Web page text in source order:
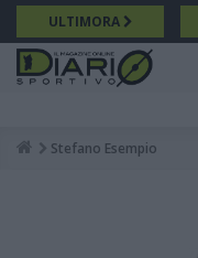
Salta
al
contenuto
principale
ULTIMORA
Breadcrumb
Stefano Esempio